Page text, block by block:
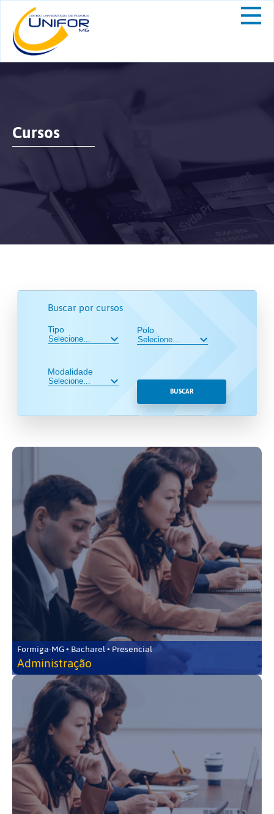
Cursos
Buscar por cursos
Tipo
Modalidade
Polo
BUSCAR
Formiga-MG • Bacharel • Presencial
Administração